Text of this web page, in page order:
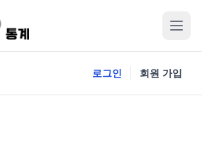
로그인 회원 가입